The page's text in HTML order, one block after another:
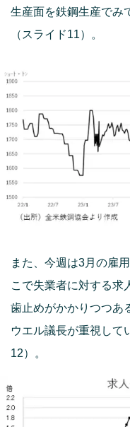
生産面を鉄鋼生産でみ
（スライド11）。
また、今週は3月の雇
こで失業者に対する求
歯止めがかかりつつあ
ウエル議長が重視して
12）。